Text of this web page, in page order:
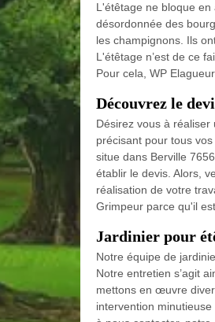
L'étêtage ne bloque
désordonnée des
les champignons. Ils
L'étêtage n’est de ce
Pour cela, WP
Découvrez le
Désirez vous à
précisant pour tous
situe dans Berville
établir le devis. Alors,
réalisation de votre
Grimpeur parce qu'il
Jardinier pour
Notre équipe de
Notre entretien s’agit
mettons en œuvre
intervention minutieuse